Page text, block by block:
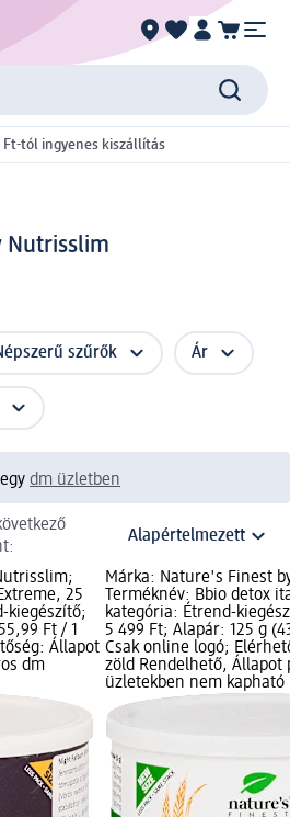
Ft-tól ingyenes kiszállítás
Nutrisslim
szűrők Ár
dm üzletben
25
kiegészítő;
Ft / 1
Állapot
dm
Márka: Nature's Finest
Terméknév: Bbio detox
kategória: Étrend-
5 499 Ft; Alapár: 125 g
Csak online logó;
zöld Rendelhető, Állapot
üzletekben nem kapható